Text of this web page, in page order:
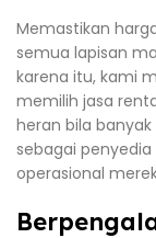
Memastikan
semua lapisan
karena itu, kami
memilih jasa
heran bila
sebagai
operasional